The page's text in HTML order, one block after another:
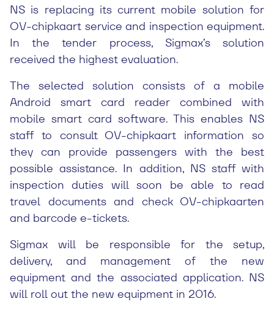
NS is replacing its current mobile solution for
OV-chipkaart service and inspection equipment.
In the tender process, Sigmax’s solution
received the highest evaluation.
The selected solution consists of a mobile
Android smart card reader combined with
mobile smart card software. This enables NS
staff to consult OV-chipkaart information so
they can provide passengers with the best
possible assistance. In addition, NS staff with
inspection duties will soon be able to read
travel documents and check OV-chipkaarten
and barcode e-tickets.
Sigmax will be responsible for the setup,
delivery, and management of the new
equipment and the associated application. NS
will roll out the new equipment in 2016.